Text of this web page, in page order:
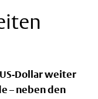
Dollar weiter
– neben den